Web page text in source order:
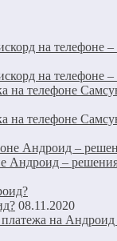
на телефоне
на телефоне
на телефоне
на телефоне
Андроид –
08.11.2020